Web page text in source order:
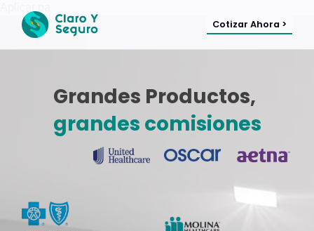
Cotizar Ahora >
Grandes Productos,
grandes comisiones